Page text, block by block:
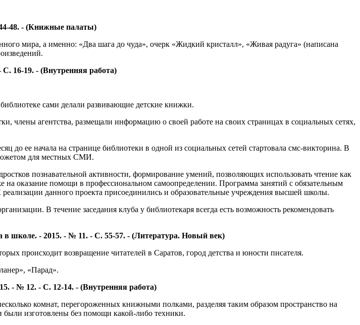
48. - (Книжные палаты)
мира, а именно: «Два шага до чуда», очерк «Жидкий кристалл», «Живая радуга» (написана
16-19. - (Внутренняя работа)
сами делали развивающие детские книжки.
члены агентства, размещали информацию о своей работе на своих страницах в социальных сетях,
ее начала на странице библиотеки в одной из социальных сетей стартовала смс-викторина. В
сюжетом для местных СМИ.
познавательной активности, формирование умений, позволяющих использовать чтение как
на оказание помощи в профессиональном самоопределении. Программа занятий с обязательным
данного проекта присоединились и образовательные учреждения высшей школы.
В течение заседания клуба у библиотекаря всегда есть возможность рекомендовать
школе. - 2015. - № 11. - С. 55-57. - (Литература. Новый век)
происходит возвращение читателей в Саратов, город детства и юности писателя.
«Парад».
- № 12. - С. 12-14. - (Внутренняя работа)
комнат, перегороженных книжными полками, разделяя таким образом пространство на
были изготовлены без помощи какой-либо техники.